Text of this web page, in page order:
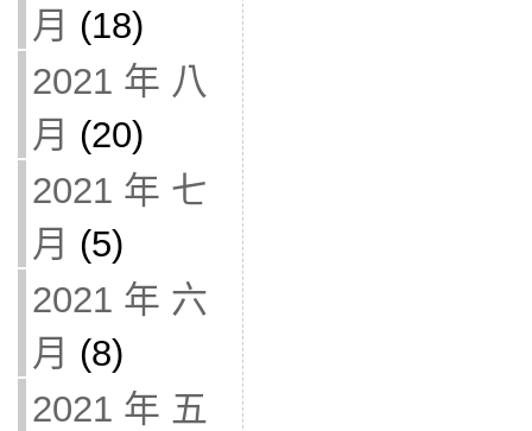
月 (18)
2021 年 八
月 (20)
2021 年 七
月 (5)
2021 年 六
月 (8)
2021 年 五